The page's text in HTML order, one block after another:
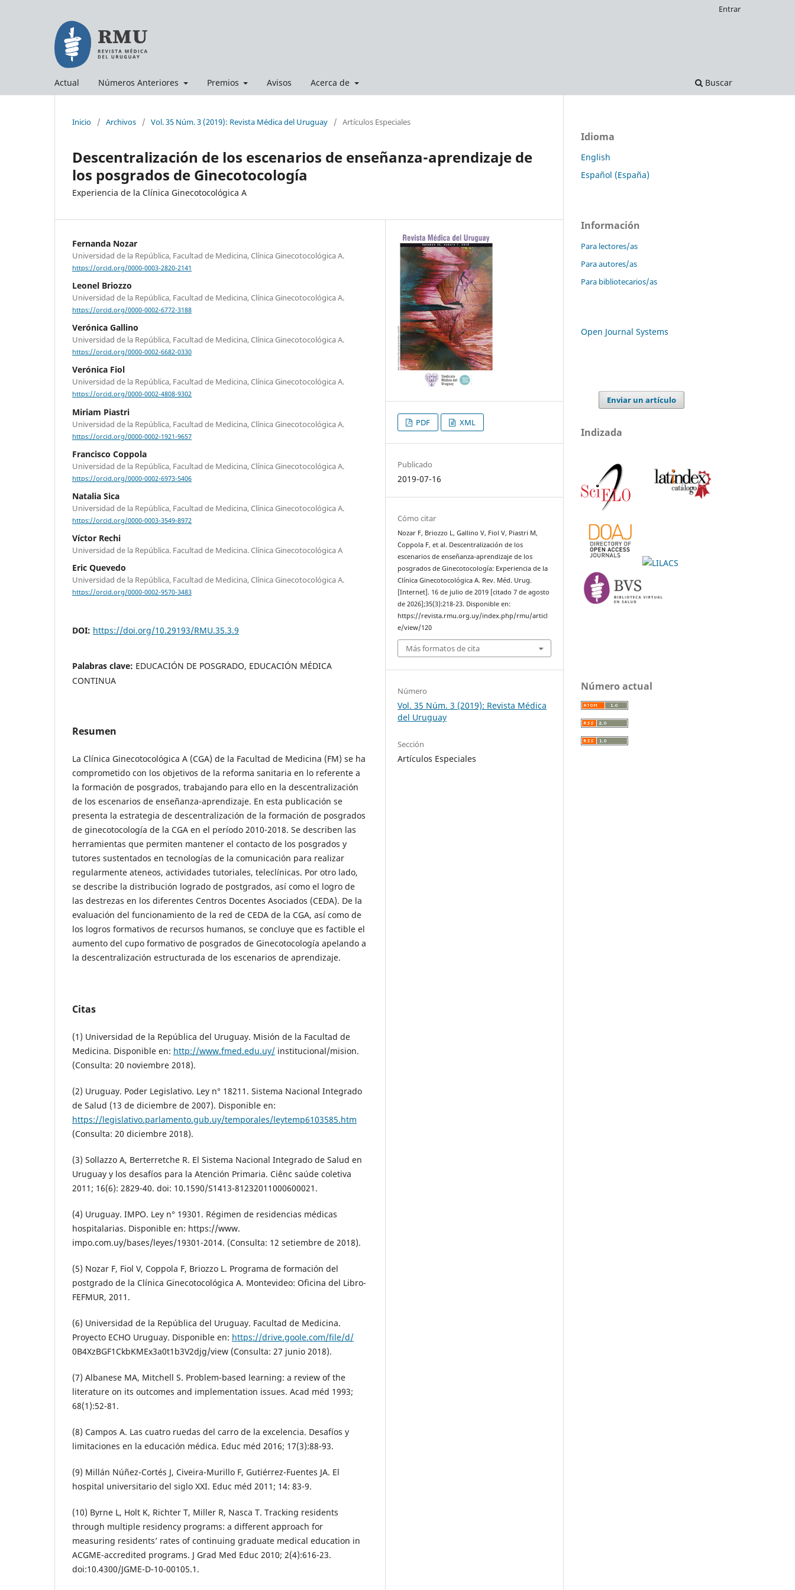
Actual Números Anteriores Premios Avisos Acerca de Buscar
Entrar
Inicio / Archivos / Vol. 35 Núm. 3 (2019): Revista Médica del Uruguay / Artículos Especiales
Descentralización de los escenarios de enseñanza-aprendizaje de
los posgrados de Ginecotocología
Experiencia de la Clínica Ginecotocológica A
Fernanda Nozar
Universidad de la República, Facultad de Medicina, Clínica Ginecotocológica A.
https://orcid.org/0000-0003-2820-2141
Leonel Briozzo
Universidad de la República, Facultad de Medicina, Clínica Ginecotocológica A.
https://orcid.org/0000-0002-6772-3188
Verónica Gallino
Universidad de la República, Facultad de Medicina, Clínica Ginecotocológica A.
https://orcid.org/0000-0002-6682-0330
Verónica Fiol
Universidad de la República, Facultad de Medicina, Clínica Ginecotocológica A.
https://orcid.org/0000-0002-4808-9302
Miriam Piastri
Universidad de la República, Facultad de Medicina, Clínica Ginecotocológica A.
https://orcid.org/0000-0002-1921-9657
Francisco Coppola
Universidad de la República, Facultad de Medicina, Clínica Ginecotocológica A.
https://orcid.org/0000-0002-6973-5406
Natalia Sica
Universidad de la República, Facultad de Medicina, Clínica Ginecotocológica A.
https://orcid.org/0000-0003-3549-8972
Víctor Rechi
Universidad de la República. Facultad de Medicina. Clínica Ginecotocológica A
Eric Quevedo
Universidad de la República, Facultad de Medicina, Clínica Ginecotocológica A.
https://orcid.org/0000-0002-9570-3483
DOI: https://doi.org/10.29193/RMU.35.3.9
Palabras clave: EDUCACIÓN DE POSGRADO, EDUCACIÓN MÉDICA
CONTINUA
Resumen
La Clínica Ginecotocológica A (CGA) de la Facultad de Medicina (FM) se ha
comprometido con los objetivos de la reforma sanitaria en lo referente a
la formación de posgrados, trabajando para ello en la descentralización
de los escenarios de enseñanza-aprendizaje. En esta publicación se
presenta la estrategia de descentralización de la formación de posgrados
de ginecotocología de la CGA en el período 2010-2018. Se describen las
herramientas que permiten mantener el contacto de los posgrados y
tutores sustentados en tecnologías de la comunicación para realizar
regularmente ateneos, actividades tutoriales, teleclínicas. Por otro lado,
se describe la distribución logrado de postgrados, así como el logro de
las destrezas en los diferentes Centros Docentes Asociados (CEDA). De la
evaluación del funcionamiento de la red de CEDA de la CGA, así como de
los logros formativos de recursos humanos, se concluye que es factible el
aumento del cupo formativo de posgrados de Ginecotocología apelando a
la descentralización estructurada de los escenarios de aprendizaje.
Citas
(1) Universidad de la República del Uruguay. Misión de la Facultad de
Medicina. Disponible en: http://www.fmed.edu.uy/ institucional/mision.
(Consulta: 20 noviembre 2018).
(2) Uruguay. Poder Legislativo. Ley n° 18211. Sistema Nacional Integrado
de Salud (13 de diciembre de 2007). Disponible en:
https://legislativo.parlamento.gub.uy/temporales/leytemp6103585.htm
(Consulta: 20 diciembre 2018).
(3) Sollazzo A, Berterretche R. El Sistema Nacional Integrado de Salud en
Uruguay y los desafíos para la Atención Primaria. Ciênc saúde coletiva
2011; 16(6): 2829-40. doi: 10.1590/S1413-81232011000600021.
(4) Uruguay. IMPO. Ley n° 19301. Régimen de residencias médicas
hospitalarias. Disponible en: https://www.
impo.com.uy/bases/leyes/19301-2014. (Consulta: 12 setiembre de 2018).
(5) Nozar F, Fiol V, Coppola F, Briozzo L. Programa de formación del
postgrado de la Clínica Ginecotocológica A. Montevideo: Oficina del Libro-
FEFMUR, 2011.
(6) Universidad de la República del Uruguay. Facultad de Medicina.
Proyecto ECHO Uruguay. Disponible en: https://drive.goole.com/file/d/
0B4XzBGF1CkbKMEx3a0t1b3V2djg/view (Consulta: 27 junio 2018).
(7) Albanese MA, Mitchell S. Problem-based learning: a review of the
literature on its outcomes and implementation issues. Acad méd 1993;
68(1):52-81.
(8) Campos A. Las cuatro ruedas del carro de la excelencia. Desafíos y
limitaciones en la educación médica. Educ méd 2016; 17(3):88-93.
(9) Millán Núñez-Cortés J, Civeira-Murillo F, Gutiérrez-Fuentes JA. El
hospital universitario del siglo XXI. Educ méd 2011; 14: 83-9.
(10) Byrne L, Holt K, Richter T, Miller R, Nasca T. Tracking residents
through multiple residency programs: a different approach for
measuring residents’ rates of continuing graduate medical education in
ACGME-accredited programs. J Grad Med Educ 2010; 2(4):616-23.
doi:10.4300/JGME-D-10-00105.1.
PDF XML
Publicado
2019-07-16
Cómo citar
Nozar F, Briozzo L, Gallino V, Fiol V, Piastri M,
Coppola F, et al. Descentralización de los
escenarios de enseñanza-aprendizaje de los
posgrados de Ginecotocología: Experiencia de la
Clínica Ginecotocológica A. Rev. Méd. Urug.
[Internet]. 16 de julio de 2019 [citado 7 de agosto
de 2026];35(3):218-23. Disponible en:
https://revista.rmu.org.uy/index.php/rmu/articl
e/view/120
Más formatos de cita
Número
Vol. 35 Núm. 3 (2019): Revista Médica
del Uruguay
Sección
Artículos Especiales
Idioma
English
Español (España)
Información
Para lectores/as
Para autores/as
Para bibliotecarios/as
Open Journal Systems
Enviar un artículo
Indizada
Número actual